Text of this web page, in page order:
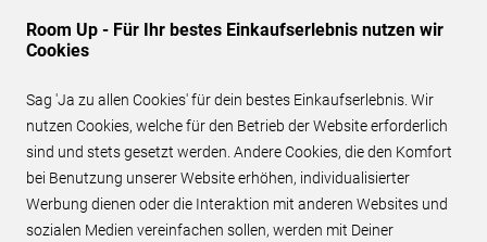
Room Up - Für Ihr bestes Einkaufserlebnis nutzen wir
Cookies
Sag 'Ja zu allen Cookies' für dein bestes Einkaufserlebnis. Wir
nutzen Cookies, welche für den Betrieb der Website erforderlich
sind und stets gesetzt werden. Andere Cookies, die den Komfort
bei Benutzung unserer Website erhöhen, individualisierter
Werbung dienen oder die Interaktion mit anderen Websites und
sozialen Medien vereinfachen sollen, werden mit Deiner